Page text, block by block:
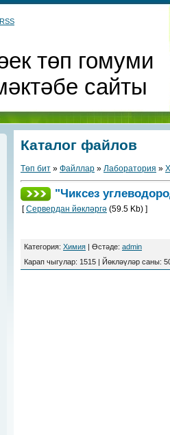
RSS
төп гомуми
сайты
Каталог файлов
Төп бит » Файллар » Лаборатория »
"Чиксез
[Сервердан йөкләргә (59.5 Kb) ]
Категория: Химия Өстәде: admin
Карап чыгулар: 1515 Йөкләүләр саны: